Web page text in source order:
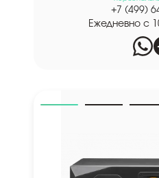
+7 (499)
Ежедневно с